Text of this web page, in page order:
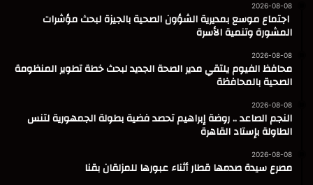
2026-08-08
اجتماع موسع بمديرية الشؤون الصحية بالجيزة لبحث مؤشرات
المشورة وتنمية الأسرة
2026-08-08
محافظ الفيوم يلتقي مدير الصحة الجديد لبحث خطة تطوير المنظومة
الصحية بالمحافظة
2026-08-08
النجم الصاعد .. روضة إبراهيم تحصد فضية بطولة الجمهورية لتنس
الطاولة بإستاد القاهرة
2026-08-08
مصرع سيدة صدمها قطار أثناء عبورها للمزلقان بقنا